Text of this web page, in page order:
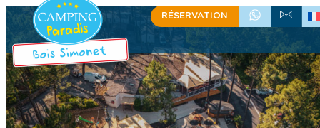
RÉSERVATION+33 (0)4 75 39 58 60
ÉCRIVEZ-